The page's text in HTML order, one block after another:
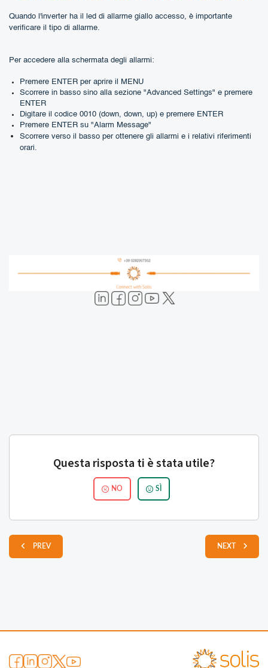
Quando l'inverter ha il led di allarme giallo accesso, è importante
verificare il tipo di allarme.
Per accedere alla schermata degli allarmi:
Premere ENTER per aprire il MENU
Scorrere in basso sino alla sezione "Advanced Settings" e premere
ENTER
Digitare il codice 0010 (down, down, up) e premere ENTER
Premere ENTER su "Alarm Message"
Scorrere verso il basso per ottenere gli allarmi e i relativi riferimenti
orari.
Questa risposta ti è stata utile?
NO SÌ
PREV NEXT